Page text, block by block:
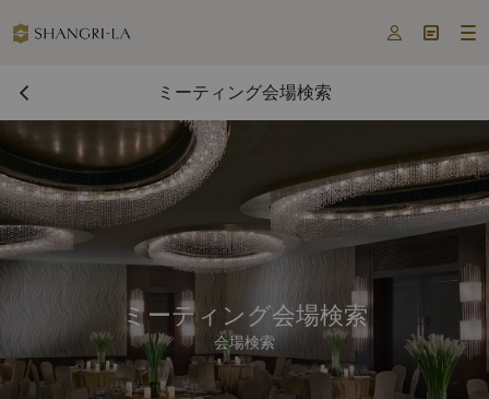
  
ミーティング会場検索
ミーティング会場検索
会場検索